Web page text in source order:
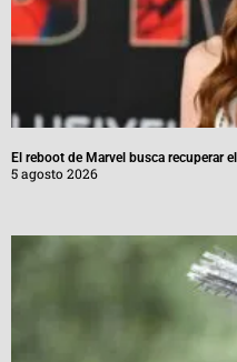
El reboot de Marvel busca recuperar
5 agosto 2026